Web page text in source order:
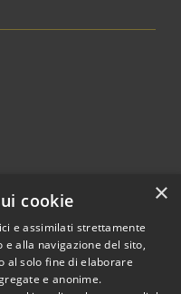
© 2026 • Comune di
×
cookie
e assimilati strettamente
alla navigazione del sito,
al solo fine di elaborare
e anonime.